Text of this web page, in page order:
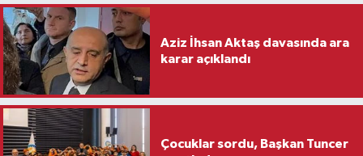
Aziz İhsan Aktaş davasında ara
karar açıklandı
Çocuklar sordu, Başkan Tuncer